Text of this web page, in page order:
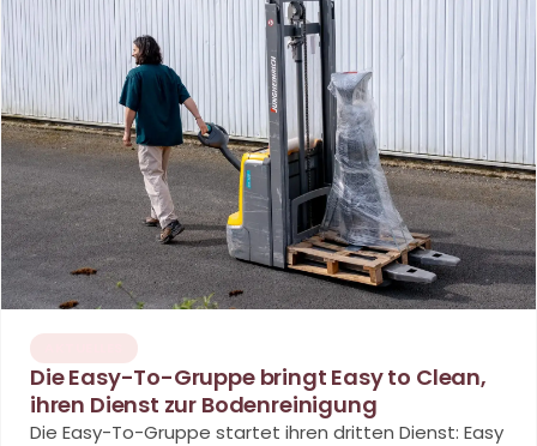
Die Easy-To-Gruppe bringt Easy to Clean,
ihren Dienst zur Bodenreinigung
Die Easy-To-Gruppe startet ihren dritten Dienst: Easy